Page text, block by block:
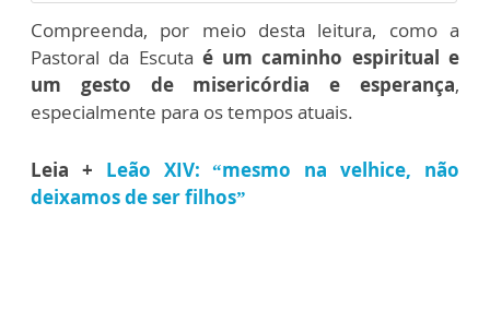
Compreenda, por meio desta leitura, como a
Pastoral da Escuta é um caminho espiritual e
um gesto de misericórdia e esperança,
especialmente para os tempos atuais.
Leia + Leão XIV: “mesmo na velhice, não
deixamos de ser filhos”